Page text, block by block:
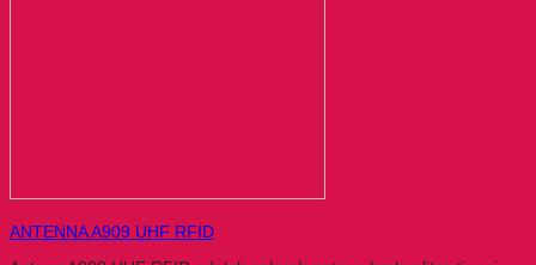
ANTENNA A909 UHF RFID